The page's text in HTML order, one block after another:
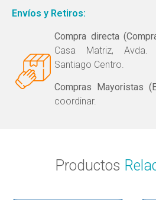
Envíos y Retiros:
Compra directa
Casa Matriz, Avda.
Santiago Centro.
Compras Mayoristas
coordinar.
Productos